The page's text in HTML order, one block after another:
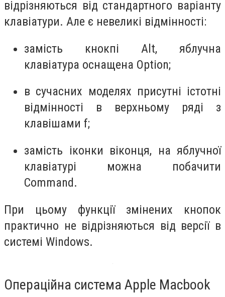
відрізняються від стандартного варіанту
клавіатури. Але є невеликі відмінності:
замість кнокпі Alt, яблучна
клавіатура оснащена Option;
в сучасних моделях присутні істотні
відмінності в верхньому ряді з
клавішами f;
замість іконки віконця, на яблучної
клавіатурі можна побачити
Command.
При цьому функції змінених кнопок
практично не відрізняються від версії в
системі Windows.
Операційна система Apple Macbook